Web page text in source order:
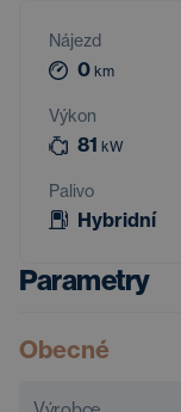
Nájezd
0 km
Výkon
81 kW
Palivo
Hybridní
Parametry
Obecné